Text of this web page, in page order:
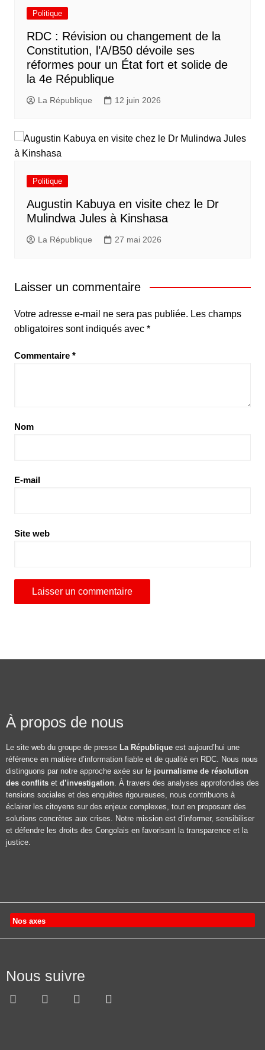
Politique
RDC : Révision ou changement de la
Constitution, l’A/B50 dévoile ses
réformes pour un État fort et solide de
la 4e République
La République 12 juin 2026
Politique
Augustin Kabuya en visite chez le Dr
Mulindwa Jules à Kinshasa
La République 27 mai 2026
Laisser un commentaire
Votre adresse e-mail ne sera pas publiée. Les champs
obligatoires sont indiqués avec *
Commentaire *
Nom
E-mail
Site web
À propos de nous
Le site web du groupe de presse La République est aujourd’hui une
référence en matière d’information fiable et de qualité en RDC. Nous nous
distinguons par notre approche axée sur le journalisme de résolution
des conflits et d’investigation. À travers des analyses approfondies des
tensions sociales et des enquêtes rigoureuses, nous contribuons à
éclairer les citoyens sur des enjeux complexes, tout en proposant des
solutions concrètes aux crises. Notre mission est d’informer, sensibiliser
et défendre les droits des Congolais en favorisant la transparence et la
justice.
Nos axes
Nous suivre